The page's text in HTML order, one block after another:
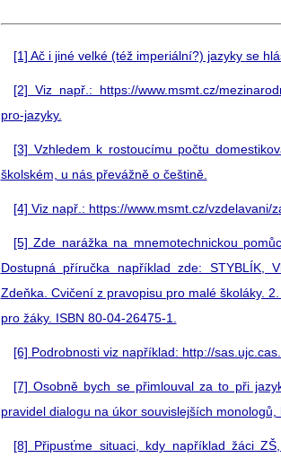
[1] Ač i jiné velké (též imperiální?) jazyky se
[2] Viz např.: https://www.msmt.cz/
pro-jazyky.
[3] Vzhledem k rostoucímu počtu
školském, u nás převážně o češtině.
[4] Viz např.: https://www.msmt.cz/vzdelavani/
[5] Zde narážka na mnemotechnickou
Dostupná příručka například zde: STYBLÍK,
Zdeňka. Cvičení z pravopisu pro malé školáky.
pro žáky. ISBN 80-04-26475-1.
[6] Podrobnosti viz například: http://
[7] Osobně bych se přimlouval za to při
pravidel dialogu na úkor souvislejších
[8] Připusťme situaci, kdy například žáci